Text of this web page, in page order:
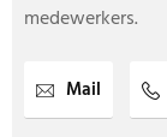
medewerkers.
Mail